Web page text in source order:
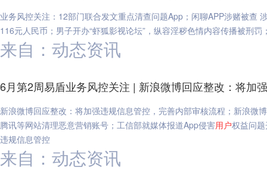
业务风控关注：12部门联合发文重点清查问题App；闲聊APP涉赌被查
116元人民币；男子开办“虾狐影视论坛”，纵容淫秽色情内容传播被刑
来自：动态资讯
6月第2周易盾业务风控关注 | 新浪微博回应整改：将加
新浪微博回应整改：将加强违规信息管控，完善内部审核流程；新浪微
腾讯等网站清理恶意营销账号；工信部就媒体报道App侵害用户权益问
违规信息管控
来自：动态资讯